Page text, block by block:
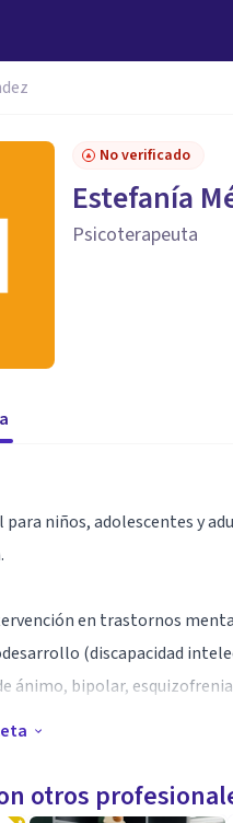
No verificado
Estefanía
Psicoterapeuta
niños, adolescentes y
en trastornos
(discapacidad
ánimo, bipolar,
relaciones
organizacionales.
otros